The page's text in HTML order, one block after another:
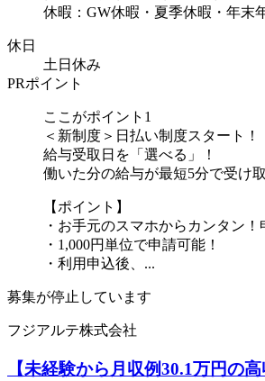
休暇：GW休暇・夏季休暇・年末
休日
土日休み
PRポイント
ここがポイント1
＜新制度＞日払い制度スタート！
給与受取日を「選べる」！
働いた分の給与が最短5分で受け
【ポイント】
・お手元のスマホからカンタン！
・1,000円単位で申請可能！
・利用申込後、...
募集が停止しています
フジアルテ株式会社
【未経験から月収例30.1万円の